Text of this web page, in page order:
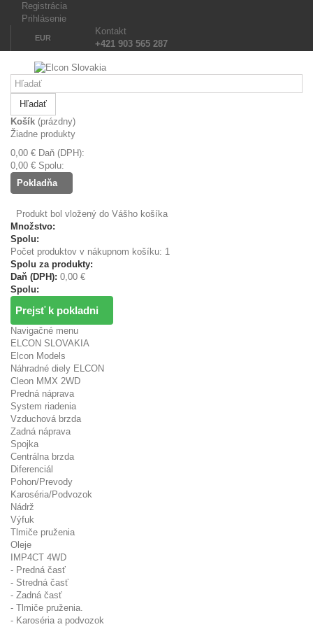
Registrácia
Prihlásenie
EUR
Kontakt
+421 903 565 287
Hľadať
Košík (prázdny)
Žiadne produkty
0,00 € Daň (DPH):
0,00 € Spolu:
Pokladňa
Produkt bol vložený do Vášho košíka
Množstvo:
Spolu:
Počet produktov v nákupnom košíku: 1
Spolu za produkty:
Daň (DPH): 0,00 €
Spolu:
Prejsť k pokladni
Navigačné menu
ELCON SLOVAKIA
Elcon Models
Náhradné diely ELCON
Cleon MMX 2WD
Predná náprava
System riadenia
Vzduchová brzda
Zadná náprava
Spojka
Centrálna brzda
Diferenciál
Pohon/Prevody
Karoséria/Podvozok
Nádrž
Výfuk
Tlmiče pruženia
Oleje
IMP4CT 4WD
- Predná časť
- Stredná časť
- Zadná časť
- Tlmiče pruženia.
- Karoséria a podvozok